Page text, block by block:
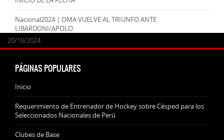
24/09/2025
07/11/2024
20/10/2024
Nacional2024 | OMA VUELVE AL TRIUNFO ANTE
LIBARDONI/APOLO
20/10/2024
PÁGINAS POPULARES
Inicio
Requerimiento de Entrenador de Hockey sobre Césped para los
Seleccionados Nacionales de Perú
Clubes de Base